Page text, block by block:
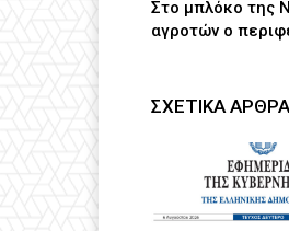
Στο μπλόκο της
αγροτών ο
ΣΧΕΤΙΚΑ ΑΡΘΡΑ